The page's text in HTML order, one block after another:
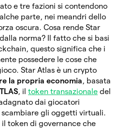
e tre fazioni si contendono
parte, nei meandri dello
oscura. Cosa rende Star
norma? Il fatto che si basi
questo significa che i
possedere le cose che
Star Atlas è un crypto
la propria economia, basata
, il token transazionale del
dai giocatori
gli oggetti virtuali.
il token di governance che